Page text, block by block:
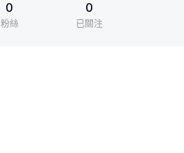
0
粉絲
0
已關注